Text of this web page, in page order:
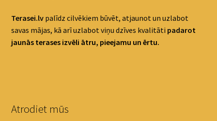
Terasei.lvpalīdz cilvēkiem būvēt, atjaunot un uzlabot
savas mājas, kā arī uzlabot viņu dzīves kvalitāti padarot
jaunās terases izvēli ātru, pieejamu un ērtu.
Atrodiet mūs